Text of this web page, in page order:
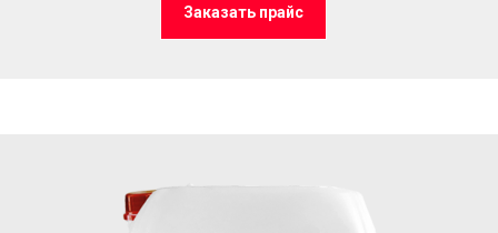
Заказать прайс